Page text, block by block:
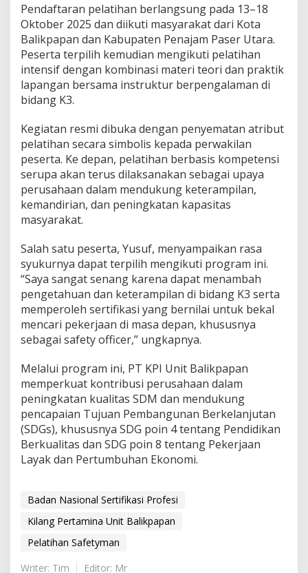
Pendaftaran pelatihan berlangsung pada 13–18
Oktober 2025 dan diikuti masyarakat dari Kota
Balikpapan dan Kabupaten Penajam Paser Utara.
Peserta terpilih kemudian mengikuti pelatihan
intensif dengan kombinasi materi teori dan praktik
lapangan bersama instruktur berpengalaman di
bidang K3.
Kegiatan resmi dibuka dengan penyematan atribut
pelatihan secara simbolis kepada perwakilan
peserta. Ke depan, pelatihan berbasis kompetensi
serupa akan terus dilaksanakan sebagai upaya
perusahaan dalam mendukung keterampilan,
kemandirian, dan peningkatan kapasitas
masyarakat.
Salah satu peserta, Yusuf, menyampaikan rasa
syukurnya dapat terpilih mengikuti program ini.
“Saya sangat senang karena dapat menambah
pengetahuan dan keterampilan di bidang K3 serta
memperoleh sertifikasi yang bernilai untuk bekal
mencari pekerjaan di masa depan, khususnya
sebagai safety officer,” ungkapnya.
Melalui program ini, PT KPI Unit Balikpapan
memperkuat kontribusi perusahaan dalam
peningkatan kualitas SDM dan mendukung
pencapaian Tujuan Pembangunan Berkelanjutan
(SDGs), khususnya SDG poin 4 tentang Pendidikan
Berkualitas dan SDG poin 8 tentang Pekerjaan
Layak dan Pertumbuhan Ekonomi.
Badan Nasional Sertifikasi Profesi
Kilang Pertamina Unit Balikpapan
Pelatihan Safetyman
Writer: Tim
Editor: Mr